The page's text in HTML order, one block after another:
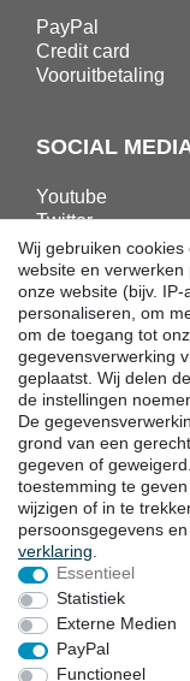
PayPal
Credit card
Vooruitbetaling
SOCIAL
Youtube
Twitter
Linkedin
Facebook
Instagram
DOWNLOADS
Catalogi
Techniek
Certificaten
Onderzoek
Promotie
LOCATIES
Wij gebruiken
website en
onze website (bijv.
personaliseren, om
om de toegang tot
gegevensverwerking
geplaatst. Wij delen
de instellingen
De
grond van een
gegeven of
toestemming te
wijzigen of in te
persoonsgegevens
verklaring
Essentieel
Statistiek
Externe Medien
PayPal
Functioneel